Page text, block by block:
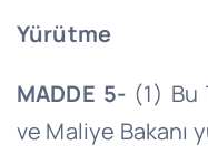
Yürütme
MADDE 5- (1) Bu
ve Maliye Bakanı